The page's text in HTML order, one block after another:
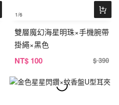
1/6
雙層魔幻海星明珠×手機腕帶
掛繩×黑色
NT$ 100 $ 390